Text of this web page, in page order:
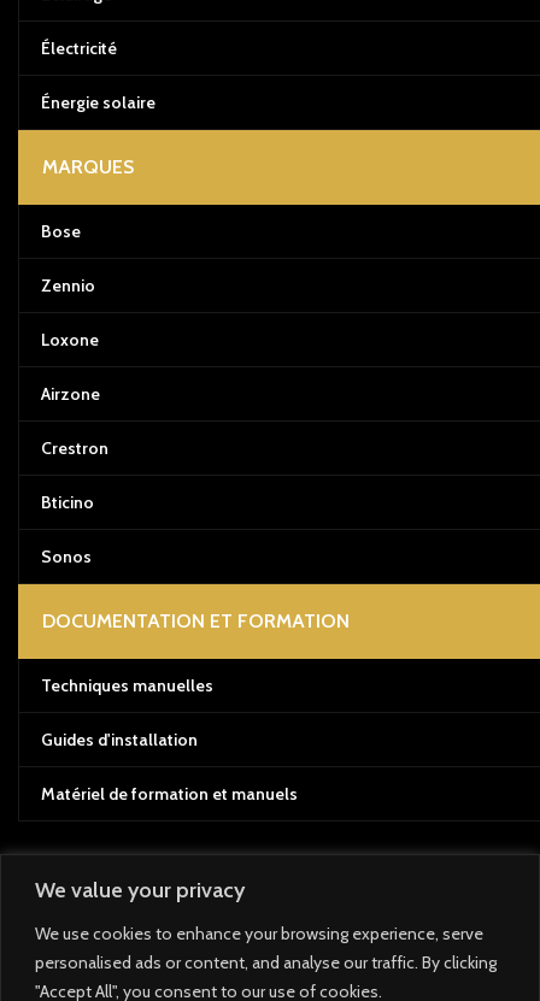
We value your privacy
We use cookies to enhance your browsing experience, serve
personalised ads or content, and analyse our traffic. By clicking
"Accept All", you consent to our use of cookies.
Électricité
Énergie solaire
MARQUES
Bose
Zennio
Loxone
Airzone
Crestron
Bticino
Sonos
DOCUMENTATION ET FORMATION
Techniques manuelles
Guides d'installation
Matériel de formation et manuels
Système de paiement :
Système d'expédition :